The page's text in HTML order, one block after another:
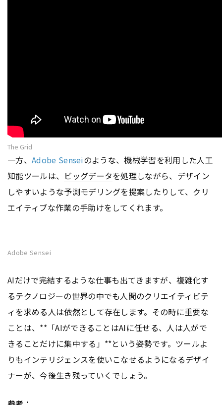
The Grid
一方、 Adobe Senseiのような、機械学習を利用した人工
知能ツールは、 ビッグデータを処理しながら、デザイン
しやすいような予測モデリングを提案したりして、クリ
エイティブな作業の手助けをしてくれます。
Adobe Sensei
AIだけで完結するような仕事も出てきますが、複雑化す
るテクノロジーの世界の中でも人間のクリエイティビテ
ィを求める人は依然として存在します。その時に重要な
ことは、**「AIができることはAIに任せる、人は人がで
きることだけに集中する」**という姿勢です。ツールよ
りもインテリジェンスを使いこなせるようになるデザイ
ナーが、今後生き残っていくでしょう。